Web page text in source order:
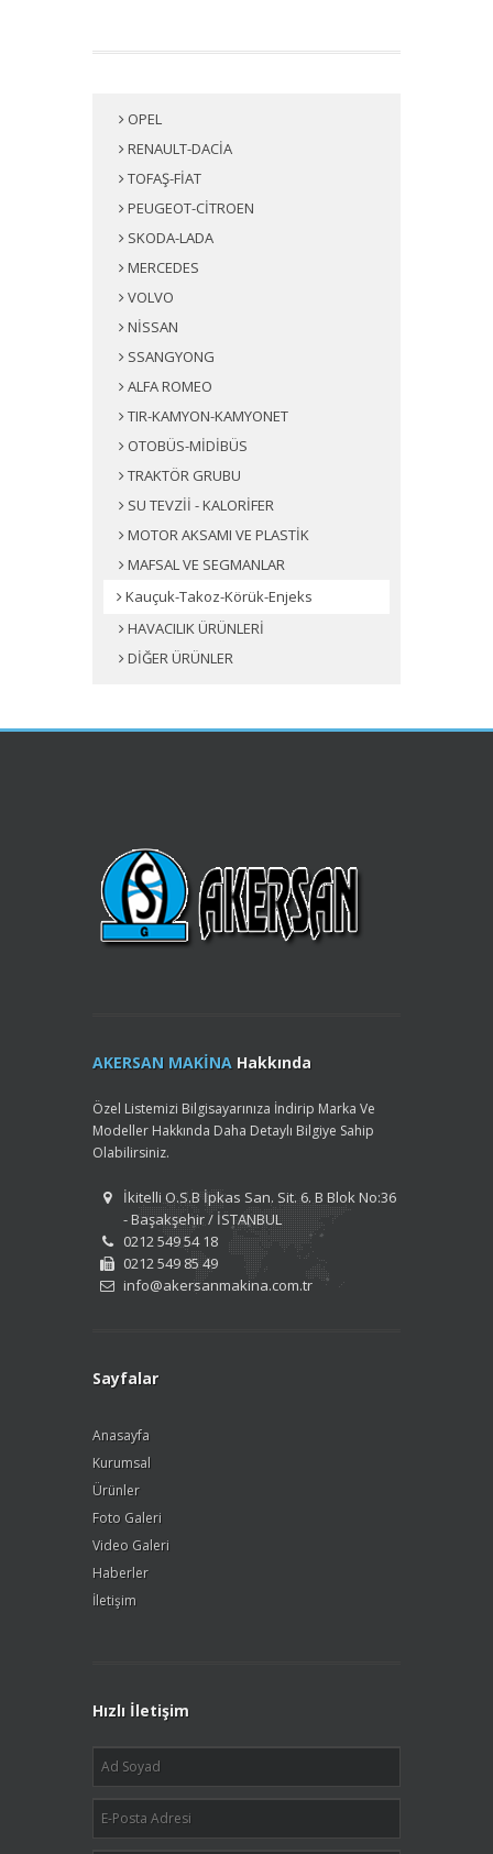
OPEL
RENAULT-DACİA
TOFAŞ-FİAT
PEUGEOT-CİTROEN
SKODA-LADA
MERCEDES
VOLVO
NİSSAN
SSANGYONG
ALFA ROMEO
TIR-KAMYON-KAMYONET
OTOBÜS-MİDİBÜS
TRAKTÖR GRUBU
SU TEVZİİ - KALORİFER
MOTOR AKSAMI VE PLASTİK
MAFSAL VE SEGMANLAR
Kauçuk-Takoz-Körük-Enjeks
HAVACILIK ÜRÜNLERİ
DİĞER ÜRÜNLER
AKERSAN MAKİNA Hakkında
Özel Listemizi Bilgisayarınıza İndirip Marka Ve
Modeller Hakkında Daha Detaylı Bilgiye Sahip
Olabilirsiniz.
İkitelli O.S.B İpkas San. Sit. 6. B Blok No:36
- Başakşehir / İSTANBUL
0212 549 54 18
0212 549 85 49
info@akersanmakina.com.tr
Sayfalar
Anasayfa
Kurumsal
Ürünler
Foto Galeri
Video Galeri
Haberler
İletişim
Hızlı İletişim